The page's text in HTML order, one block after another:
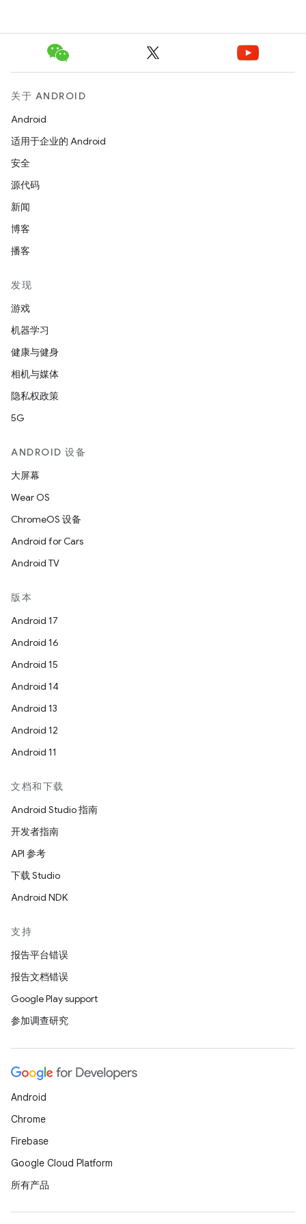
关于 ANDROID
Android
适用于企业的 Android
安全
源代码
新闻
博客
播客
发现
游戏
机器学习
健康与健身
相机与媒体
隐私权政策
5G
ANDROID 设备
大屏幕
Wear OS
ChromeOS 设备
Android for Cars
Android TV
版本
Android 17
Android 16
Android 15
Android 14
Android 13
Android 12
Android 11
文档和下载
Android Studio 指南
开发者指南
API 参考
下载 Studio
Android NDK
支持
报告平台错误
报告文档错误
Google Play support
参加调查研究
Android
Chrome
Firebase
Google Cloud Platform
所有产品